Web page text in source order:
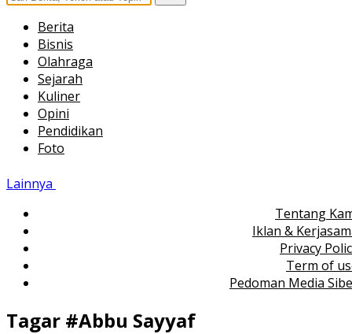
Berita
Bisnis
Olahraga
Sejarah
Kuliner
Opini
Pendidikan
Foto
Lainnya
Tentang
Iklan &
Privacy
Term of
Pedoman Media
Tagar #Abbu Sayyaf